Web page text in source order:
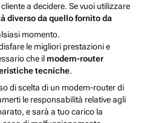
a decidere. Se vuoi utilizzare
diverso da quello fornito da
momento.
le migliori prestazioni e
che il modem-router
tecniche.
di scelta di un modem-router di
le responsabilità relative agli
e sarà a tuo carico la